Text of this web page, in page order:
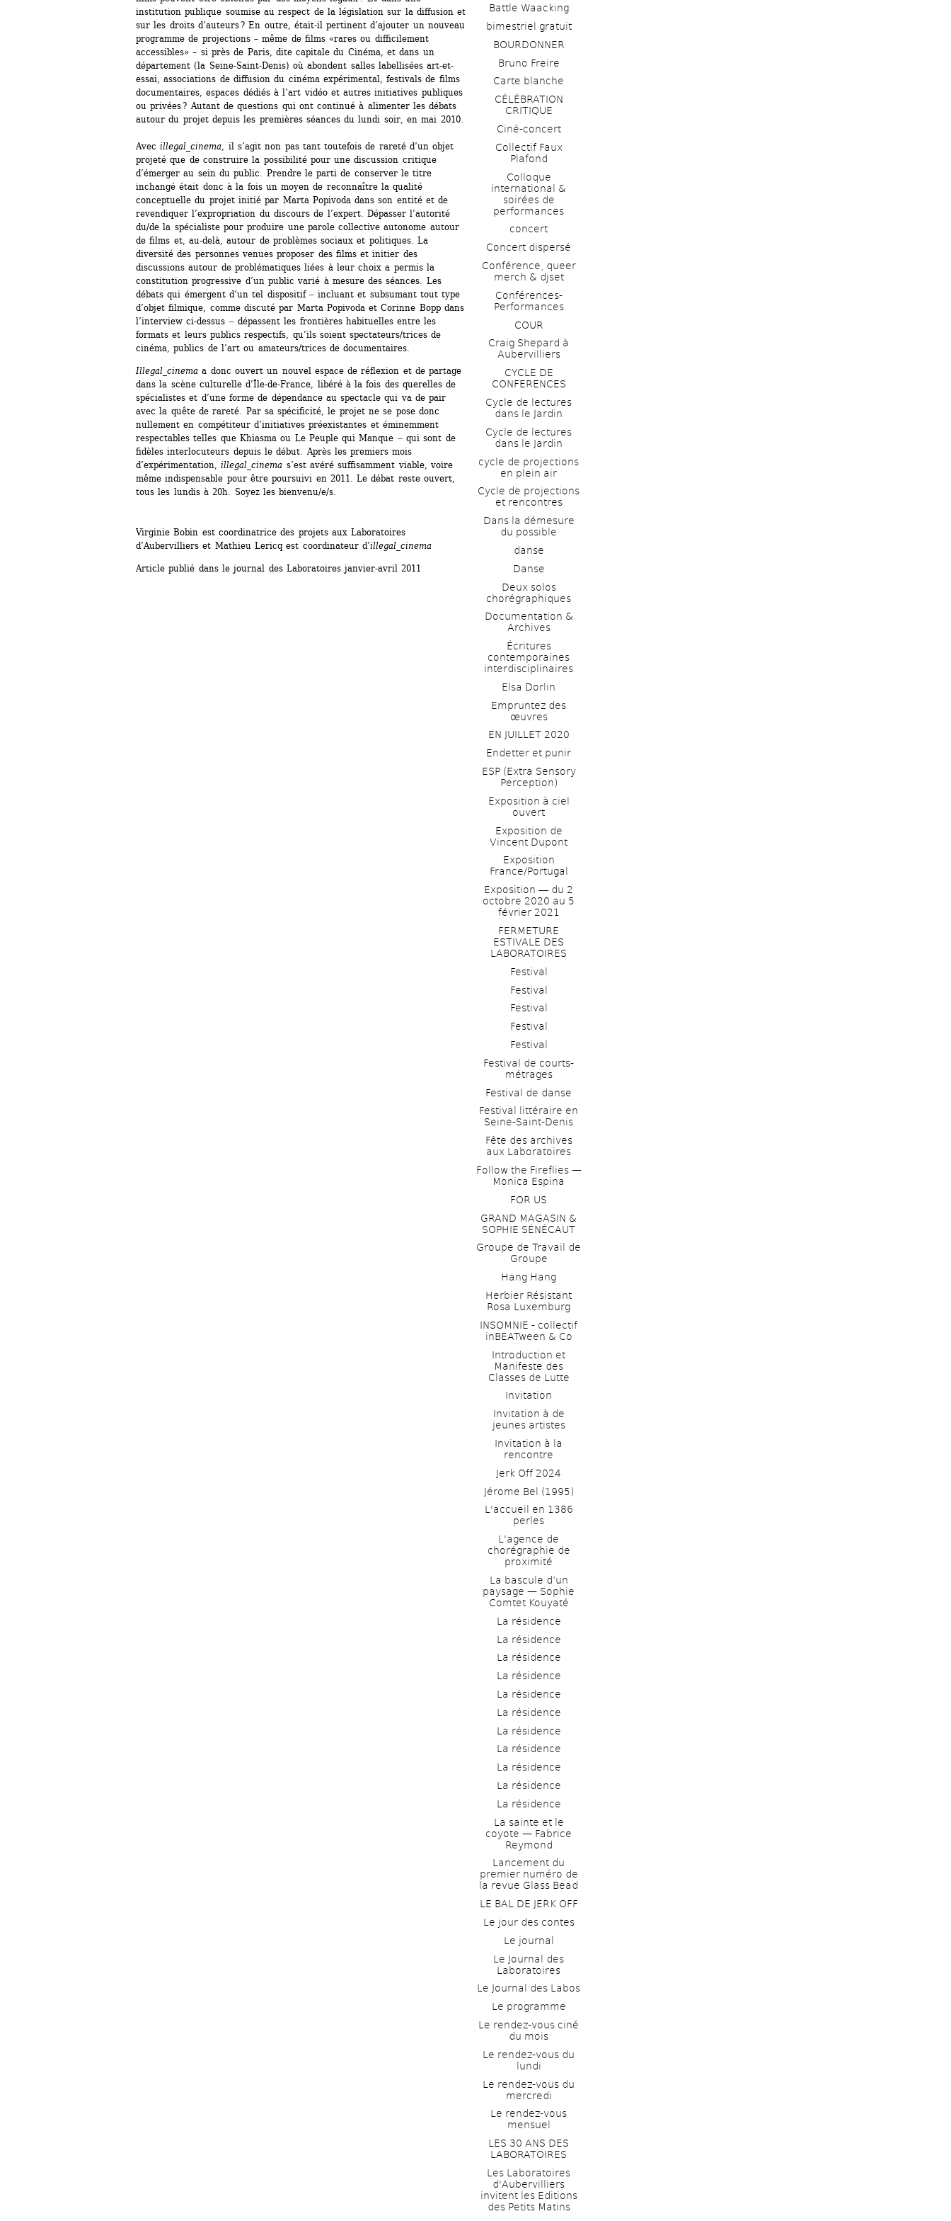
institution publique soumise au respect de la législation sur la diffusion et
sur les droits d’auteurs ? En outre, était-il pertinent d’ajouter un nouveau
programme de projections – même de films «rares ou difficilement
accessibles» – si près de Paris, dite capitale du Cinéma, et dans un
département (la Seine-Saint-Denis) où abondent salles labellisées art-et-
essai, associations de diffusion du cinéma expérimental, festivals de films
documentaires, espaces dédiés à l’art vidéo et autres initiatives publiques
ou privées ? Autant de questions qui ont continué à alimenter les débats
autour du projet depuis les premières séances du lundi soir, en mai 2010.
Avec illegal_cinema, il s’agit non pas tant toutefois de rareté d’un objet
projeté que de construire la possibilité pour une discussion critique
d’émerger au sein du public. Prendre le parti de conserver le titre
inchangé était donc à la fois un moyen de reconnaître la qualité
conceptuelle du projet initié par Marta Popivoda dans son entité et de
revendiquer l’expropriation du discours de l’expert. Dépasser l’autorité
du/de la spécialiste pour produire une parole collective autonome autour
de films et, au-delà, autour de problèmes sociaux et politiques. La
diversité des personnes venues proposer des films et initier des
discussions autour de problématiques liées à leur choix a permis la
constitution progressive d’un public varié à mesure des séances. Les
débats qui émergent d’un tel dispositif ‒ incluant et subsumant tout type
d’objet filmique, comme discuté par Marta Popivoda et Corinne Bopp dans
l’interview ci-dessus ‒ dépassent les frontières habituelles entre les
formats et leurs publics respectifs, qu’ils soient spectateurs/trices de
cinéma, publics de l’art ou amateurs/trices de documentaires.
Illegal_cinema a donc ouvert un nouvel espace de réflexion et de partage
dans la scène culturelle d’Île-de-France, libéré à la fois des querelles de
spécialistes et d’une forme de dépendance au spectacle qui va de pair
avec la quête de rareté. Par sa spécificité, le projet ne se pose donc
nullement en compétiteur d’initiatives préexistantes et éminemment
respectables telles que Khiasma ou Le Peuple qui Manque ‒ qui sont de
fidèles interlocuteurs depuis le début. Après les premiers mois
d’expérimentation, illegal_cinema s’est avéré suffisamment viable, voire
même indispensable pour être poursuivi en 2011. Le débat reste ouvert,
tous les lundis à 20h. Soyez les bienvenu/e/s.
Virginie Bobin est coordinatrice des projets aux Laboratoires
d’Aubervilliers et Mathieu Lericq est coordinateur d’illegal_cinema
Article publié dans le journal des Laboratoires janvier-avril 2011
Battle Waacking
bimestriel gratuit
BOURDONNER
Bruno Freire
Carte blanche
CÉLÉBRATION
CRITIQUE
Ciné-concert
Collectif Faux
Plafond
Colloque
international &
soirées de
performances
concert
Concert dispersé
Conférence, queer
merch & djset
Conférences-
Performances
COUR
Craig Shepard à
Aubervilliers
CYCLE DE
CONFERENCES
Cycle de lectures
dans le Jardin
Cycle de lectures
dans le Jardin
cycle de projections
en plein air
Cycle de projections
et rencontres
Dans la démesure
du possible
danse
Danse
Deux solos
chorégraphiques
Documentation &
Archives
Écritures
contemporaines
interdisciplinaires
Elsa Dorlin
Empruntez des
œuvres
EN JUILLET 2020
Endetter et punir
ESP (Extra Sensory
Perception)
Exposition à ciel
ouvert
Exposition de
Vincent Dupont
Exposition
France/Portugal
Exposition ― du 2
octobre 2020 au 5
février 2021
FERMETURE
ESTIVALE DES
LABORATOIRES
Festival
Festival
Festival
Festival
Festival
Festival de courts-
métrages
Festival de danse
Festival littéraire en
Seine-Saint-Denis
Fête des archives
aux Laboratoires
Follow the Fireflies —
Monica Espina
FOR US
GRAND MAGASIN &
SOPHIE SÉNÉCAUT
Groupe de Travail de
Groupe
Hang Hang
Herbier Résistant
Rosa Luxemburg
INSOMNIE - collectif
inBEATween & Co
Introduction et
Manifeste des
Classes de Lutte
Invitation
Invitation à de
jeunes artistes
Invitation à la
rencontre
Jerk Off 2024
Jérome Bel (1995)
L'accueil en 1386
perles
L'agence de
chorégraphie de
proximité
La bascule d’un
paysage — Sophie
Comtet Kouyaté
La résidence
La résidence
La résidence
La résidence
La résidence
La résidence
La résidence
La résidence
La résidence
La résidence
La résidence
La sainte et le
coyote — Fabrice
Reymond
Lancement du
premier numéro de
la revue Glass Bead
LE BAL DE JERK OFF
Le jour des contes
Le journal
Le Journal des
Laboratoires
Le Journal des Labos
Le programme
Le rendez-vous ciné
du mois
Le rendez-vous du
lundi
Le rendez-vous du
mercredi
Le rendez-vous
mensuel
LES 30 ANS DES
LABORATOIRES
Les Laboratoires
d'Aubervilliers
invitent les Editions
des Petits Matins